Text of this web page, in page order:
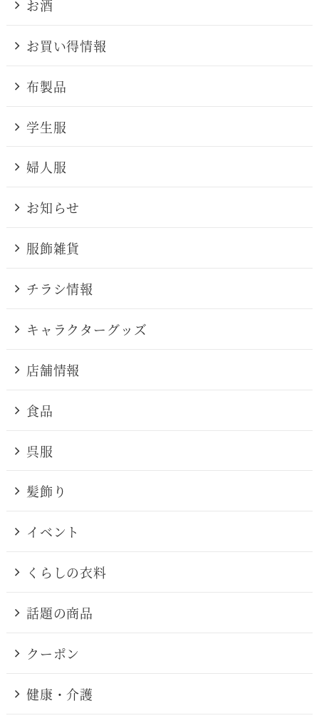
お酒
お買い得情報
布製品
学生服
婦人服
お知らせ
服飾雑貨
チラシ情報
キャラクターグッズ
店舗情報
食品
呉服
髪飾り
イベント
くらしの衣料
話題の商品
クーポン
健康・介護